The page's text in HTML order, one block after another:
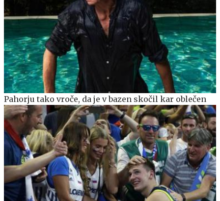
Pahorju tako vroče, da je v bazen skočil kar oblečen